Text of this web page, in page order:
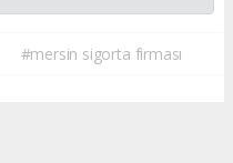
#mersin sigorta firması